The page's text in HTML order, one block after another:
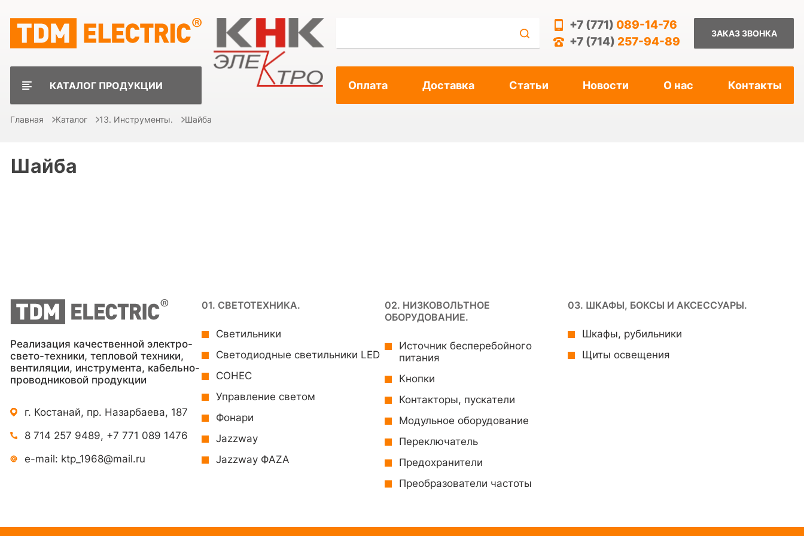
+7 (771) 089-14-76
+7 (714) 257-94-89
ЗАКАЗ ЗВОНКА
КАТАЛОГ ПРОДУКЦИИ Оплата Доставка Статьи Новости О нас Контакты
Главная Каталог 13. Инструменты. Шайба
Шайба
Реализация качественной электро-
свето-техники, тепловой техники,
вентиляции, инструмента, кабельно-
проводниковой продукции
г. Костанай, пр. Назарбаева, 187
8 714 257 9489, +7 771 089 1476
e-mail: ktp_1968@mail.ru
01. СВЕТОТЕХНИКА.
Светильники
Светодиодные светильники LED
СОНЕС
Управление светом
Фонари
Jazzway
Jazzway ФAZA
02. НИЗКОВОЛЬТНОЕ
ОБОРУДОВАНИЕ.
Источник бесперебойного
питания
Кнопки
Контакторы, пускатели
Модульное оборудование
Переключатель
Предохранители
Преобразователи частоты
03. ШКАФЫ, БОКСЫ И АКСЕССУАРЫ.
Шкафы, рубильники
Щиты освещения